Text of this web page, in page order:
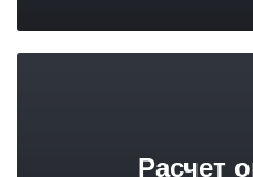
Расчет